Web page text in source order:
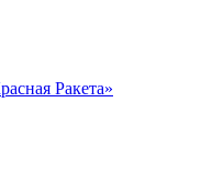
Ракета»